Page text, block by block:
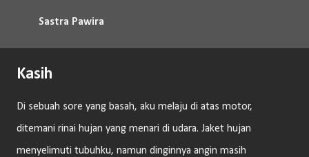
Langsung ke konten utama
Sastra Pawira
Kasih
Di sebuah sore yang basah, aku melaju di atas motor,
ditemani rinai hujan yang menari di udara. Jaket hujan
menyelimuti tubuhku, namun dinginnya angin masih